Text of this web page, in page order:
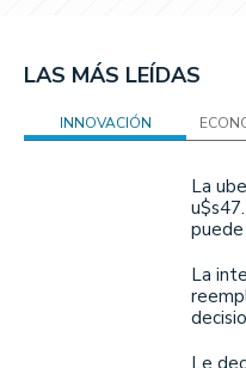
LAS MÁS LEÍDAS
INNOVACIÓN
La
La